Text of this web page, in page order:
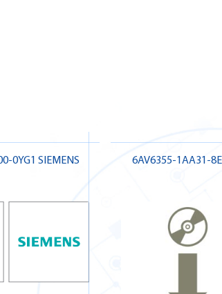
0YG1 SIEMENS 6AV6355-1AA31-